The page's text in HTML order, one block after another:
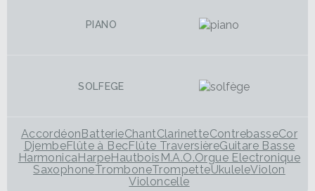
PIANO
SOLFEGE
AccordéonBatterieChantClarinetteContrebasseCor
DjembeFlûte à BecFlûte TraversièreGuitare Basse
HarmonicaHarpeHautbois M.A.O.Orgue Electronique
SaxophoneTromboneTrompetteUkuleleViolon
Violoncelle